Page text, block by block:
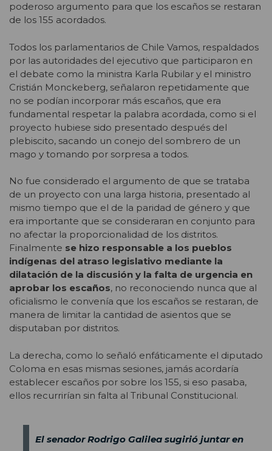
poderoso argumento para que los escaños se restaran
de los 155 acordados.
Todos los parlamentarios de Chile Vamos, respaldados
por las autoridades del ejecutivo que participaron en
el debate como la ministra Karla Rubilar y el ministro
Cristián Monckeberg, señalaron repetidamente que
no se podían incorporar más escaños, que era
fundamental respetar la palabra acordada, como si el
proyecto hubiese sido presentado después del
plebiscito, sacando un conejo del sombrero de un
mago y tomando por sorpresa a todos.
No fue considerado el argumento de que se trataba
de un proyecto con una larga historia, presentado al
mismo tiempo que el de la paridad de género y que
era importante que se consideraran en conjunto para
no afectar la proporcionalidad de los distritos.
Finalmente se hizo responsable a los pueblos
indígenas del atraso legislativo mediante la
dilatación de la discusión y la falta de urgencia en
aprobar los escaños, no reconociendo nunca que al
oficialismo le convenía que los escaños se restaran, de
manera de limitar la cantidad de asientos que se
disputaban por distritos.
La derecha, como lo señaló enfáticamente el diputado
Coloma en esas mismas sesiones, jamás acordaría
establecer escaños por sobre los 155, si eso pasaba,
ellos recurrirían sin falta al Tribunal Constitucional.
El senador Rodrigo Galilea sugirió juntar en